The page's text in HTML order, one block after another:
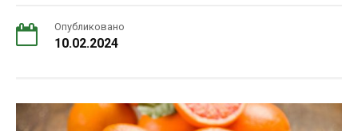
Опубликовано
10.02.2024